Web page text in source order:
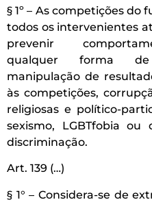
§ 1º – As competições
todos os intervenientes
prevenir
qualquer forma de
manipulação de
às competições,
religiosas e político-
sexismo, LGBTfobia
discriminação.
Art. 139 (…)
§ 1° – Considera-se de